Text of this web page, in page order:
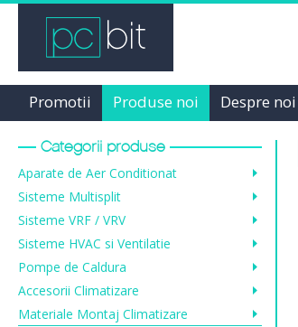
Promotii Produse noi Despre noi
Categorii produse
Aparate de Aer Conditionat
Sisteme Multisplit
Sisteme VRF / VRV
Sisteme HVAC si Ventilatie
Pompe de Caldura
Accesorii Climatizare
Materiale Montaj Climatizare